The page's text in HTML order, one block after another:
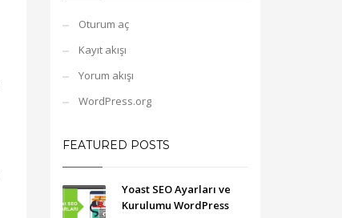
Oturum aç
Kayıt akışı
Yorum akışı
WordPress.org
FEATURED POSTS
Yoast SEO Ayarları ve
Kurulumu WordPress